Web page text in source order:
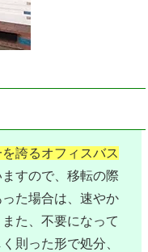
誇るオフィスバス
ますので、移転の際
た場合は、速やか
た、不要になって
則った形で処分、